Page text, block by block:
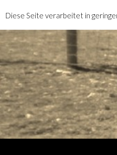
Diese Seite verarbeitet in